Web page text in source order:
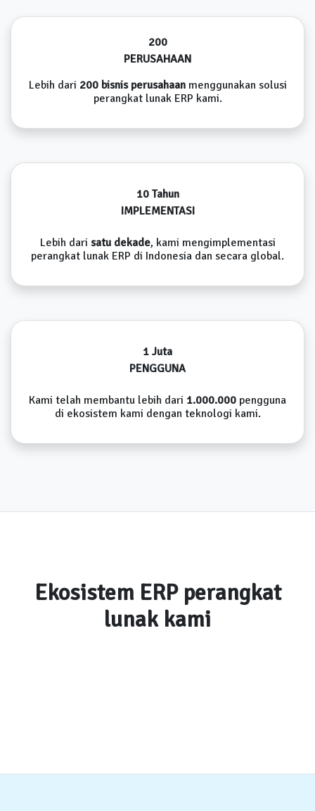
200
PERUSAHAAN
Lebih dari 200 bisnis perusahaanmenggunakan solusi
perangkat lunak ERP kami.
10 Tahun
IMPLEMENTASI
Lebih dari satu dekade, kami mengimplementasi
perangkat lunak ERP di Indonesia dan secara global.
1 Juta
PENGGUNA
Kami telah membantu lebih dari 1.000.000 pengguna
di ekosistem kami dengan teknologi kami.
Ekosistem ERP perangkat
lunak kami